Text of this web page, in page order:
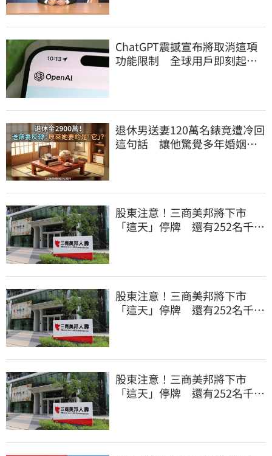
ChatGPT震撼宣布將取消這項
功能限制 全球用戶即刻起
退休男送妻120萬名錶竟遭冷回
這句話 讓他驚覺多年婚姻全
股東注意！三商美邦將下市
「這天」停牌 還有252名千張
股東注意！三商美邦將下市
「這天」停牌 還有252名千張
股東注意！三商美邦將下市
「這天」停牌 還有252名千張